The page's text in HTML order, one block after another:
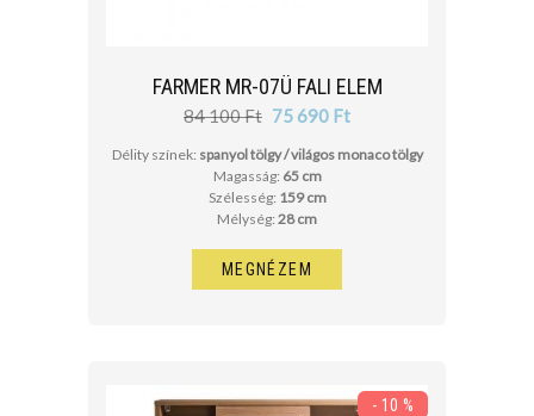
FARMER MR-07Ü FALI ELEM
84 100 Ft 75 690 Ft
Délity színek: spanyol tölgy / világos monaco tölgy
Magasság: 65 cm
Szélesség: 159 cm
Mélység: 28 cm
MEGNÉZEM
- 10 %